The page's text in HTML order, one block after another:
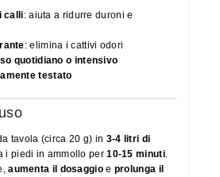
calli: aiuta a ridurre duroni e
: elimina i cattivi odori
quotidiano o intensivo
testato
tavola (circa 20 g) in 3-4 litri di
i piedi in ammollo per10-15 minuti.
aumenta il dosaggioe prolunga il